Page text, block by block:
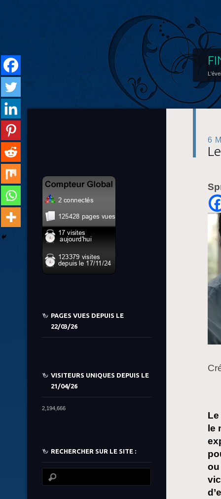
6
le
ou
PAGES VUES DEPUIS LE
22/03/26
VISITEURS UNIQUES DEPUIS LE
21/04/26
2,194,666
RECHERCHER SUR LE SITE :